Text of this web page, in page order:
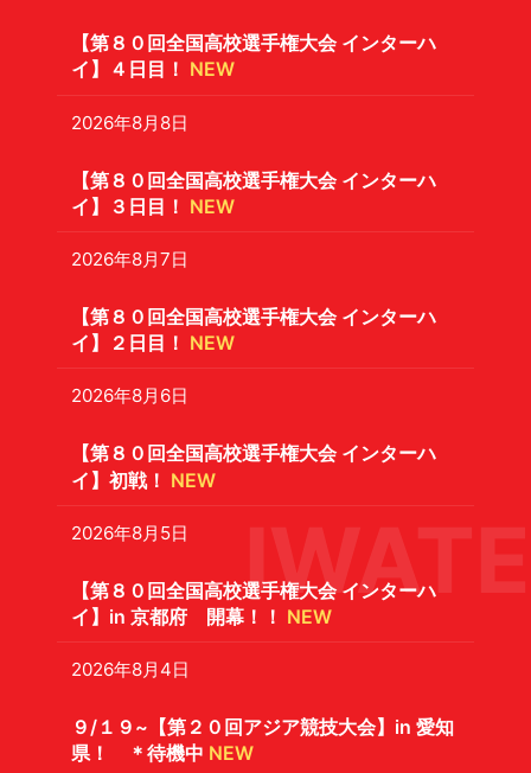
IWATE
【第８０回全国高校選手権大会 インターハ
イ】４日目！ NEW
2026年8月8日
【第８０回全国高校選手権大会 インターハ
イ】３日目！ NEW
2026年8月7日
【第８０回全国高校選手権大会 インターハ
イ】２日目！ NEW
2026年8月6日
【第８０回全国高校選手権大会 インターハ
イ】初戦！ NEW
2026年8月5日
【第８０回全国高校選手権大会 インターハ
イ】in 京都府 開幕！！ NEW
2026年8月4日
９/１９~【第２０回アジア競技大会】in 愛知
県！ ＊待機中 NEW